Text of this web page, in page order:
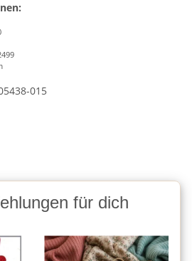
015
für dich